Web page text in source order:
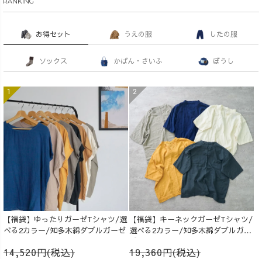
お得セット うえの服 したの服
ソックス かばん・さいふ ぼうし
【福袋】ゆったりガーゼTシャツ/選
べる2カラー/知多木綿ダブルガーゼ
14,520円(税込)
【福袋】キーネックガーゼTシャツ/
選べる2カラー/知多木綿ダブルガー
ゼ
19,360円(税込)